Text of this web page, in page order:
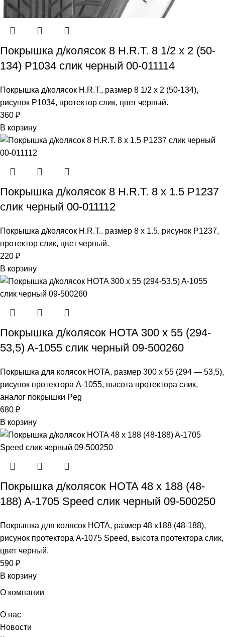
Покрышка д/колясок 8 H.R.T. 8 1/2 x 2 (50-
134) P1034 слик черный 00-011114
Покрышка д/колясок H.R.T., размер 8 1/2 x 2 (50-134),
рисунок P1034, протектор слик, цвет черный.
360 ₽
В корзину
Покрышка д/колясок 8 H.R.T. 8 х 1.5 P1237
слик черный 00-011112
Покрышка д/колясок H.R.T.. размер 8 х 1.5, рисунок P1237,
протектор слик, цвет черный.
220 ₽
В корзину
Покрышка д/колясок HOTA 300 x 55 (294-
53,5) A-1055 слик черный 09-500260
Покрышка для колясок HOTA, размер 300 x 55 (294 — 53,5),
рисунок протектора A-1055, высота протектора слик,
аналог покрышки Peg
680 ₽
В корзину
Покрышка д/колясок HOTA 48 x 188 (48-
188) A-1705 Speed слик черный 09-500250
Покрышка для колясок HOTA, размер 48 x188 (48-188),
рисунок протектора A-1075 Speed, высота протектора слик,
цвет черный.
590 ₽
В корзину
О компании
О нас
Новости